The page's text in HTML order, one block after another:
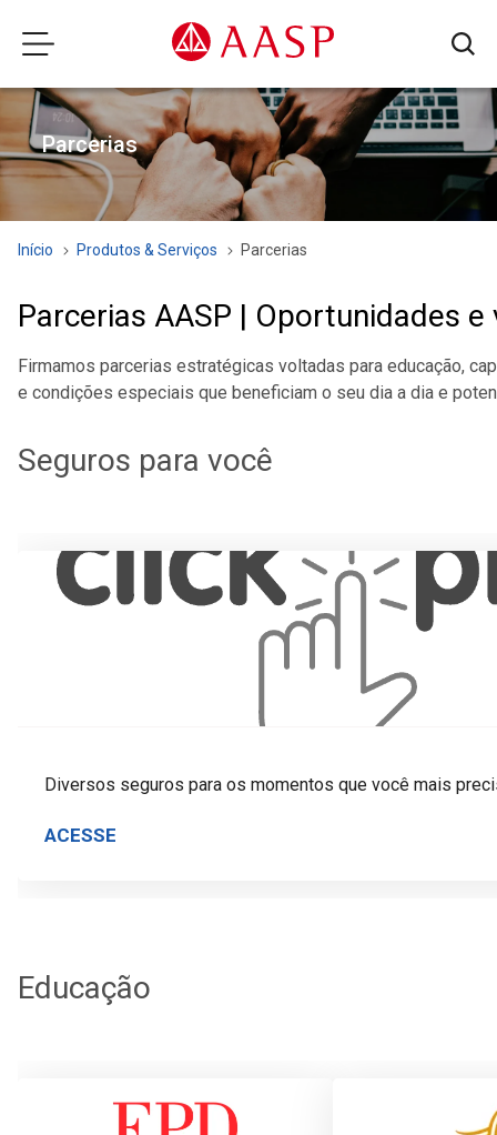
Parcerias
Início Produtos & Serviços Parcerias
Parcerias AASP | Oportunidades
Firmamos parcerias estratégicas voltadas para educação,
e condições especiais que beneficiam o seu dia a dia e
Seguros para você
Diversos seguros para os momentos que você mais
ACESSE
Educação